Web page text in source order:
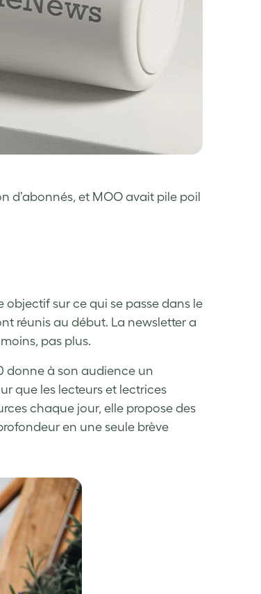
d’abonnés, et MOO avait pile poil
sur ce qui se passe dans le
réunis au début. La newsletter a
pas plus.
donne à son audience un
que les lecteurs et lectrices
chaque jour, elle propose des
en une seule brève